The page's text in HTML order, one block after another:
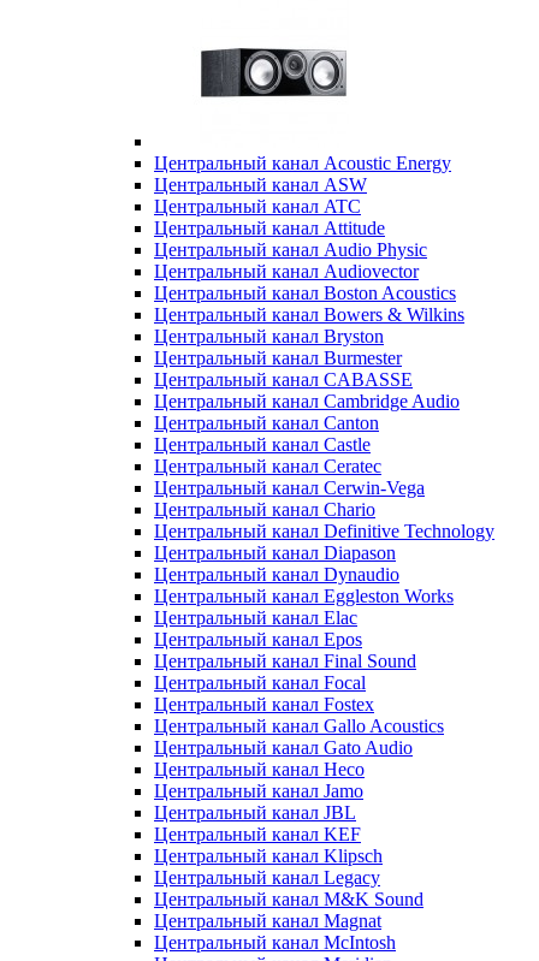
Центральный канал Acoustic Energy
Центральный канал ASW
Центральный канал ATC
Центральный канал Attitude
Центральный канал Audio Physic
Центральный канал Audiovector
Центральный канал Boston Acoustics
Центральный канал Bowers & Wilkins
Центральный канал Bryston
Центральный канал Burmester
Центральный канал CABASSE
Центральный канал Cambridge Audio
Центральный канал Canton
Центральный канал Castle
Центральный канал Ceratec
Центральный канал Cerwin-Vega
Центральный канал Chario
Центральный канал Definitive Technology
Центральный канал Diapason
Центральный канал Dynaudio
Центральный канал Eggleston Works
Центральный канал Elac
Центральный канал Epos
Центральный канал Final Sound
Центральный канал Focal
Центральный канал Fostex
Центральный канал Gallo Acoustics
Центральный канал Gato Audio
Центральный канал Heco
Центральный канал Jamo
Центральный канал JBL
Центральный канал KEF
Центральный канал Klipsch
Центральный канал Legacy
Центральный канал M&K Sound
Центральный канал Magnat
Центральный канал McIntosh